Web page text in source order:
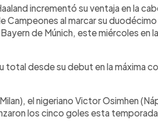
incrementó su ventaja en la
Campeones al marcar su
de Múnich, este miércoles en
total desde su debut en la máxima
el nigeriano Victor Osimhen
los cinco goles esta